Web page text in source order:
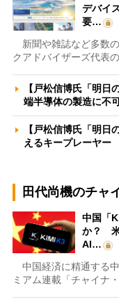
デバイ
要…
新聞や雑誌など多数
クアドバイザーズ代表
【戸松信博氏「明日
端半導体の製造に不
【戸松信博氏「明
えるキープレーヤ
田代尚機のチャ
中国「
か？ 米
AI…
中国経済に精通する
ミアム連載「チャイナ